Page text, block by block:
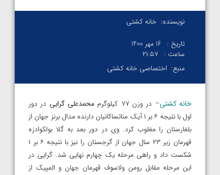
نویسنده: خانه کشتی
تاریخ :
16 مهر 1400
ساعت : ۲۱:۵۷
منبع: اختصاصی خانه کشتی
خانه کشتی– در وزن ۷۷ کیلوگرم محمدعلی گرایی در دور
اول با نتیجه ۶ بر ۱ آیک مناتساکانیان دارنده مدال برنز جهان از
بلغارستان را مغلوب کرد. وی در دور بعد به گلا بولکوادزه
قهرمان زیر ۲۳ سال جهان از گرجستان را نیز با نتیجه ۶ بر ۱
شکست داد و راهی مرحله یک چهارم نهایی شد. گرایی در
این مرحله مقابل رومن ولاسوف قهرمان جهان و المپیک از